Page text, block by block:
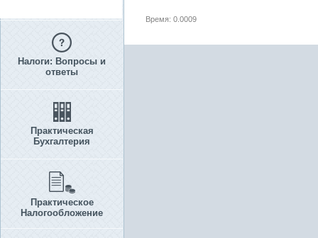
Налоги: Вопросы и
ответы
Практическая
Бухгалтерия
Практическое
Налогообложение
Время: 0.0009